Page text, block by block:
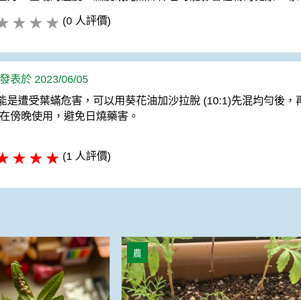
(0 人評價)
表於 2023/06/05
是遭受葉蟎危害，可以用葵花油加沙拉脫 (10:1)先混均勻後
傍晚使用，避免日燒藥害。
(1 人評價)
卵 萬壽菊與大波斯菊陸續枯萎
農